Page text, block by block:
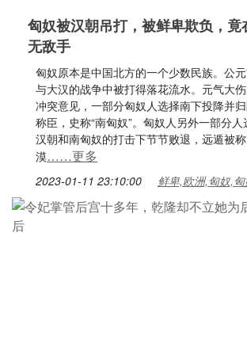
匈奴被汉朝吊打，被鲜卑欺负，
无敌手
匈奴原本是中国北方的一个少数民族。公
与大汉的战争中被打得落花流水。元气大
冲突意见，一部分匈奴人选择南下投降并
称臣，史称“南匈奴”。匈奴人另外一部分
汉朝和南匈奴的打击下节节败退，远遁被
漠……更多
2023-01-11 23:10:00 鲜卑,欧洲,匈奴,